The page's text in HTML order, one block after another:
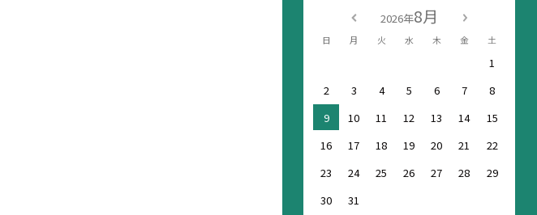
2026年8月
日 月 火 水 木 金 土
1
2
3 4 5 6 7
8
9
10 11 12 13 14
15
16
17 18 19 20 21
22
23
24 25 26 27 28
29
30
31